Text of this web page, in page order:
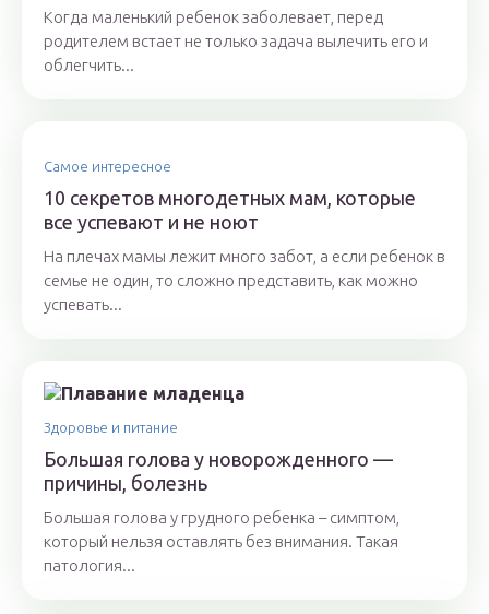
Когда маленький ребенок заболевает, перед
родителем встает не только задача вылечить его и
облегчить...
Самое интересное
10 секретов многодетных мам, которые
все успевают и не ноют
На плечах мамы лежит много забот, а если ребенок в
семье не один, то сложно представить, как можно
успевать...
Здоровье и питание
Большая голова у новорожденного —
причины, болезнь
Большая голова у грудного ребенка – симптом,
который нельзя оставлять без внимания. Такая
патология...